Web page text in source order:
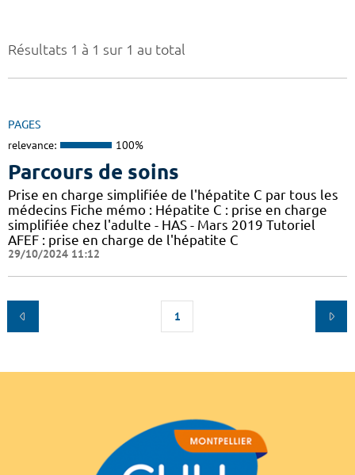
Résultats 1 à 1 sur 1 au total
PAGES
relevance: 100%
Parcours de soins
Prise en charge simplifiée de l'hépatite C par tous les
médecins Fiche mémo : Hépatite C : prise en charge
simplifiée chez l'adulte - HAS - Mars 2019 Tutoriel
AFEF : prise en charge de l'hépatite C
29/10/2024 11:12
1